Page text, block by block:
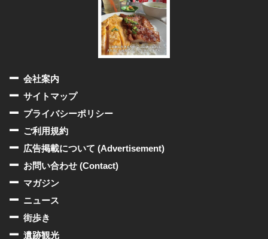
会社案内
サイトマップ
プライバシーポリシー
ご利用規約
広告掲載について (Advertisement)
お問い合わせ (Contact)
マガジン
ニュース
街歩き
遺跡観光